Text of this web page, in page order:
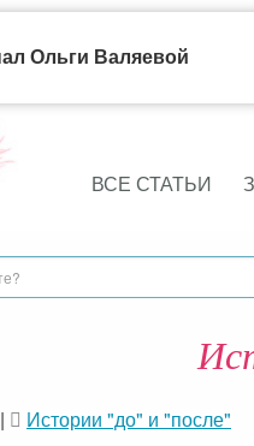
ВСЕ СТАТЬИ
| Истории "до" и "после"
Ольги Валяевой